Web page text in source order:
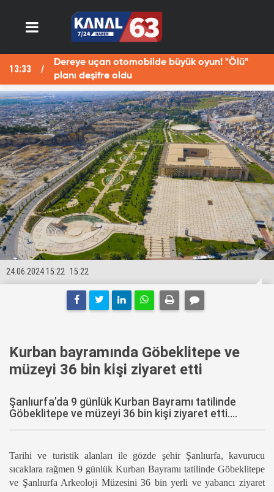
13:33
Dereye uçan otomobilde büyük oyun! "Ölü"
planı deşifre oldu
15:22
24.06.2024 15:22
Kurban bayramında Göbeklitepe ve
müzeyi 36 bin kişi ziyaret etti
Şanlıurfa’da 9 günlük Kurban Bayramı tatilinde
Göbeklitepe ve müzeyi 36 bin kişi ziyaret etti....
Tarihi ve turistik alanları ile gözde şehir Şanlıurfa, kavurucu
sıcaklara rağmen 9 günlük Kurban Bayramı tatilinde Göbeklitepe
ve Şanlıurfa Arkeoloji Müzesini 36 bin yerli ve yabancı ziyaret